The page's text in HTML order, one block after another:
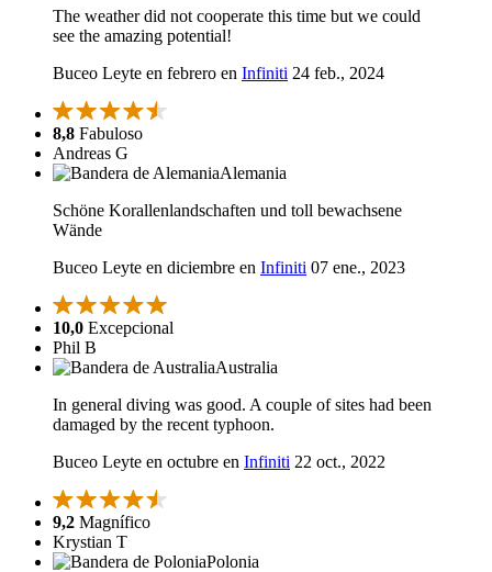
The weather did not cooperate this time but we could
see the amazing potential!
Buceo Leyte en febrero en Infiniti 24 feb., 2024
8,8 Fabuloso
Andreas G
Alemania
Schöne Korallenlandschaften und toll bewachsene
Wände
Buceo Leyte en diciembre en Infiniti 07 ene., 2023
10,0 Excepcional
Phil B
Australia
In general diving was good. A couple of sites had been
damaged by the recent typhoon.
Buceo Leyte en octubre en Infiniti 22 oct., 2022
9,2 Magnífico
Krystian T
Polonia